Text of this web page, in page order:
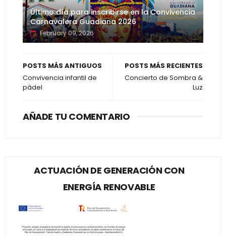
Último día para inscribirse en la Convivencia
Carnavalera Guadiana 2026
February 09, 2026
POSTS MÁS RECIENTES
Concierto de Sombra &
Luz
POSTS MÁS ANTIGUOS
Convivencia infantil de
pádel
AÑADE TU COMENTARIO
ACTUACIÓN DE GENERACIÓN CON
ENERGÍA RENOVABLE